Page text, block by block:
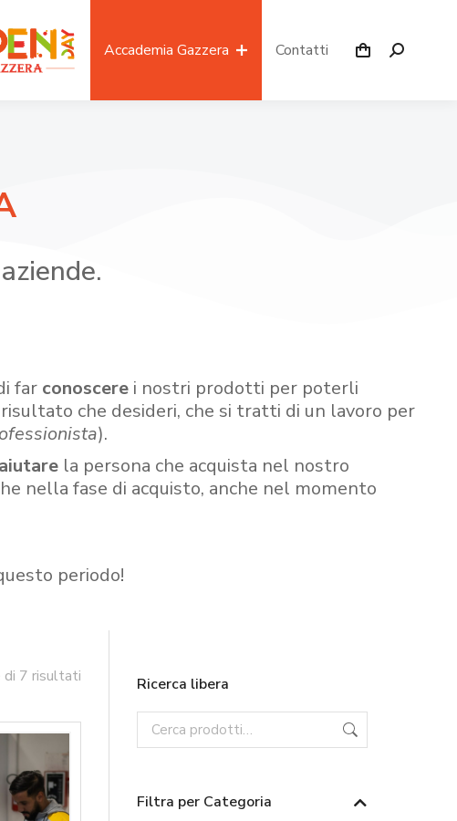
Accademia Gazzera Contatti
far conoscerei nostri prodotti per poterli
che desideri, che si tratti di un lavoro per
).
aiutare la persona che acquista nel nostro
nella fase di acquisto, anche nel momento
periodo!
di 7 risultati Ricerca libera
Filtra per Categoria